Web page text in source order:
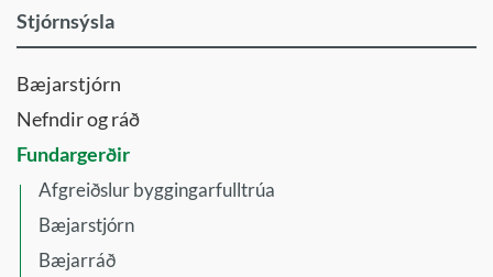
Stjórnsýsla
Bæjarstjórn
Nefndir og ráð
Fundargerðir
Afgreiðslur byggingarfulltrúa
Bæjarstjórn
Bæjarráð